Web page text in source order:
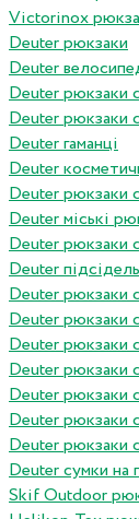
Victorinox
Deuter рюкзаки
Deuter
Deuter рюкзаки
Deuter рюкзаки
Deuter гаманці
Deuter
Deuter рюкзаки
Deuter міські
Deuter рюкзаки
Deuter
Deuter рюкзаки
Deuter рюкзаки
Deuter рюкзаки
Deuter рюкзаки
Deuter рюкзаки
Deuter рюкзаки
Deuter рюкзаки
Deuter сумки на
Skif Outdoor